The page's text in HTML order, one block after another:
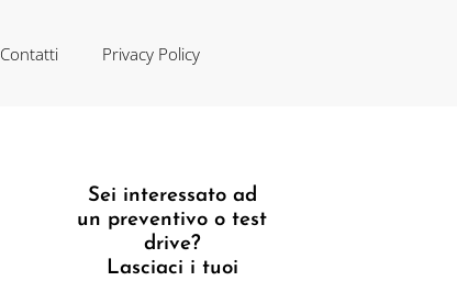
Contatti Privacy Policy
Sei interessato ad
un preventivo o test
drive?
Lasciaci i tuoi